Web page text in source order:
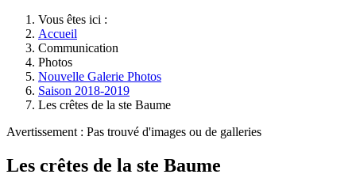
Vous êtes ici :
Accueil
Communication
Photos
Nouvelle Galerie Photos
Saison 2018-2019
Les crêtes de la ste Baume
Avertissement : Pas trouvé d'images ou de galleries
Les crêtes de la ste Baume